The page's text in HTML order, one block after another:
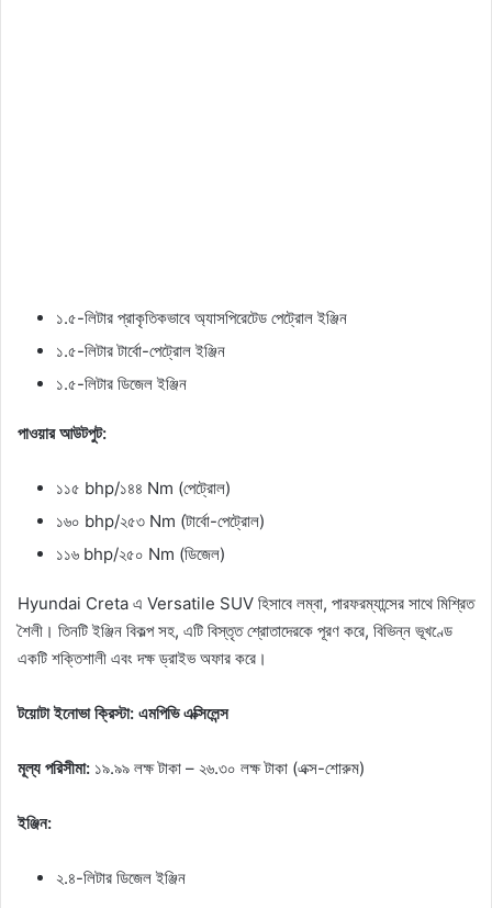
১.৫-লিটার প্রাকৃতিকভাবে অ্যাসপিরেটেড পেট্রোল ইঞ্জিন
১.৫-লিটার টার্বো-পেট্রোল ইঞ্জিন
১.৫-লিটার ডিজেল ইঞ্জিন
পাওয়ার আউটপুট:
১১৫ bhp/১৪৪ Nm (পেট্রোল)
১৬০ bhp/২৫৩ Nm (টার্বো-পেট্রোল)
১১৬ bhp/২৫০ Nm (ডিজেল)
Hyundai Creta এ Versatile SUV হিসাবে লম্বা, পারফরম্যান্সের সাথে মিশ্রিত
শৈলী। তিনটি ইঞ্জিন বিকল্প সহ, এটি বিস্তৃত শ্রোতাদেরকে পূরণ করে, বিভিন্ন ভূখণ্ডে
একটি শক্তিশালী এবং দক্ষ ড্রাইভ অফার করে।
টয়োটা ইনোভা ক্রিস্টা: এমপিভি এক্সিলেন্স
মূল্য পরিসীমা: ১৯.৯৯ লক্ষ টাকা – ২৬.৩০ লক্ষ টাকা (এক্স-শোরুম)
ইঞ্জিন:
২.৪-লিটার ডিজেল ইঞ্জিন